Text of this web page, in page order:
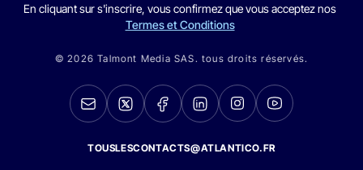
En cliquant sur s'inscrire, vous confirmez que vous acceptez nos
Termes et Conditions
© 2026 Talmont Media SAS. tous droits réservés.
TOUSLESCONTACTS@ATLANTICO.FR